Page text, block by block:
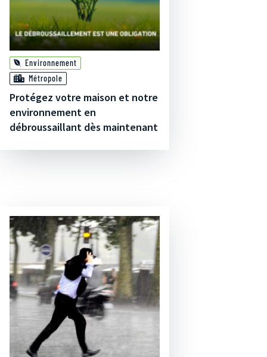
Environnement
Métropole
Protégez votre maison et notre
environnement en
débroussaillant dès maintenant